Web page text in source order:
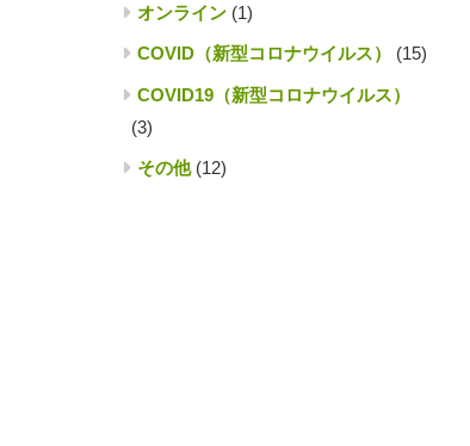
オンライン(1)
COVID（新型コロナウイルス） (15)
COVID19（新型コロナウイルス）
(3)
その他(12)